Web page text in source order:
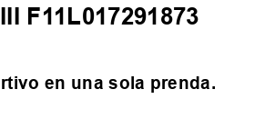
F11L017291873
en una sola prenda.